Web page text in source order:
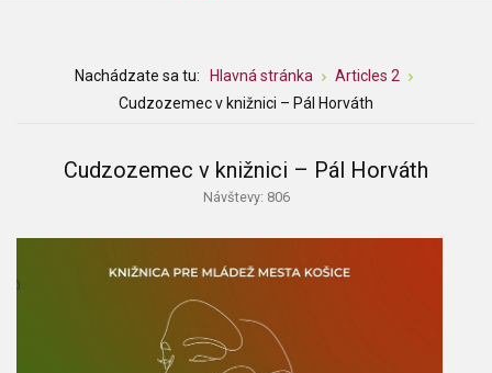
Nachádzate sa tu: Hlavná stránka
Articles 2
Cudzozemec v knižnici – Pál Horváth
Cudzozemec v knižnici – Pál Horváth
Návštevy: 806